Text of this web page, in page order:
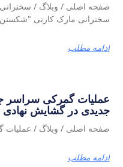
سخنرانی مارک کارنی "شکستن
ادامه مطلب
عملیات گمرکی سراسر
جدیدی در گشایش نهادی
صفحه اصلی / وبلاگ / عملیات
ادامه مطلب